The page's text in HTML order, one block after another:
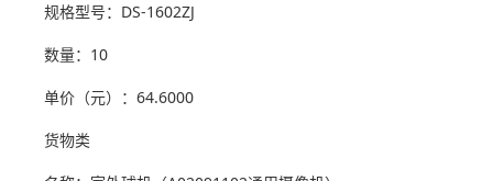
规格型号：DS-1602ZJ
数量：10
单价（元）：64.6000
货物类